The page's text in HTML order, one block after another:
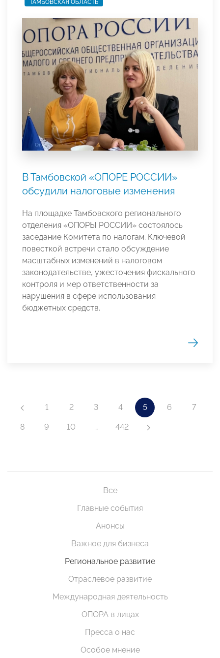
ТАМБОВСКАЯ ОБЛАСТЬ
В Тамбовской «ОПОРЕ РОССИИ»
обсудили налоговые изменения
На площадке Тамбовского регионального
отделения «ОПОРЫ РОССИИ» состоялось
заседание Комитета по налогам. Ключевой
повесткой встречи стало обсуждение
масштабных изменений в налоговом
законодательстве, ужесточения фискального
контроля и мер ответственности за
нарушения в сфере использования
бюджетных средств.
1 2 3 4 5 6 7
8 9 10 … 442
Все
Главные события
Анонсы
Важное для бизнеса
Региональное развитие
Отраслевое развитие
Международная деятельность
ОПОРА в лицах
Пресса о нас
Особое мнение